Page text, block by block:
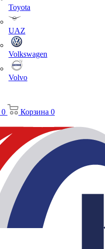
Toyota
UAZ
Volkswagen
Volvo
0 Корзина 0